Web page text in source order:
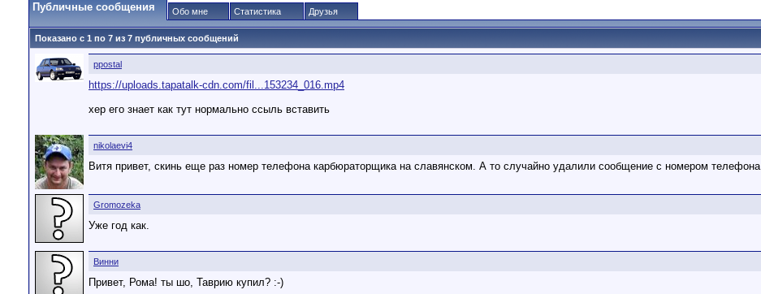
Публичные сообщения Обо мне Статистика Друзья
Показано с 1 по 7 из 7 публичных сообщений
ppostal
https://uploads.tapatalk-cdn.com/fil...153234_016.mp4
хер его знает как тут нормально ссыль вставить
nikolaevi4
Витя привет, скинь еще раз номер телефона карбюраторщика на славянском. А то случайно удалили сообщение с номером телефона
Gromozeka
Уже год как.
Винни
Привет, Рома! ты шо, Таврию купил? :-)